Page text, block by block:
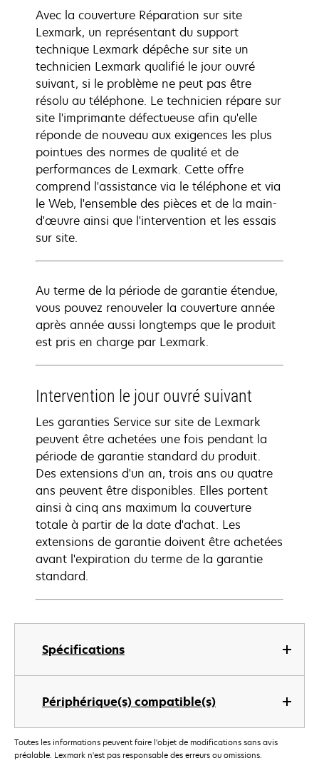
Spécifications
Périphérique(s) compatible(s)
Avec la couverture Réparation sur site
Lexmark, un représentant du support
technique Lexmark dépêche sur site un
technicien Lexmark qualifié le jour ouvré
suivant, si le problème ne peut pas être
résolu au téléphone. Le technicien répare sur
site l'imprimante défectueuse afin qu'elle
réponde de nouveau aux exigences les plus
pointues des normes de qualité et de
performances de Lexmark. Cette offre
comprend l'assistance via le téléphone et via
le Web, l'ensemble des pièces et de la main-
d'œuvre ainsi que l'intervention et les essais
sur site.
Au terme de la période de garantie étendue,
vous pouvez renouveler la couverture année
après année aussi longtemps que le produit
est pris en charge par Lexmark.
Intervention le jour ouvré suivant
Les garanties Service sur site de Lexmark
peuvent être achetées une fois pendant la
période de garantie standard du produit.
Des extensions d'un an, trois ans ou quatre
ans peuvent être disponibles. Elles portent
ainsi à cinq ans maximum la couverture
totale à partir de la date d'achat. Les
extensions de garantie doivent être achetées
avant l'expiration du terme de la garantie
standard.
Toutes les informations peuvent faire l'objet de modifications sans avis
préalable. Lexmark n'est pas responsable des erreurs ou omissions.